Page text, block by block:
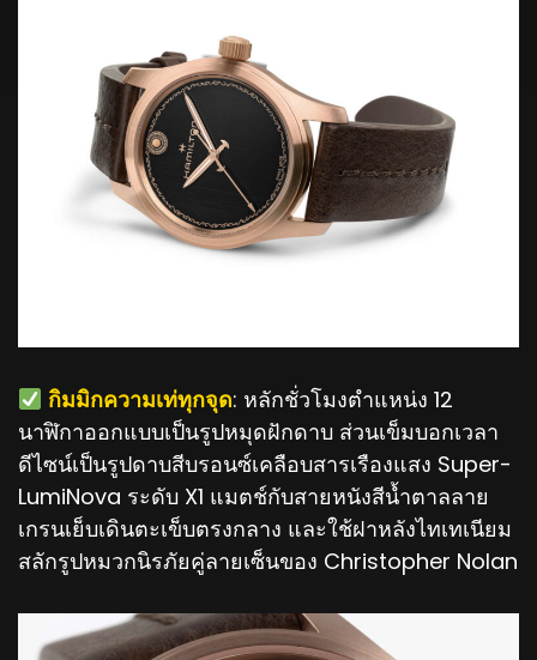
️ กิมมิกความเท่ทุกจุด: หลักชั่วโมงตำแหน่ง 12
นาฬิกาออกแบบเป็นรูปหมุดฝักดาบ ส่วนเข็มบอกเวลา
ดีไซน์เป็นรูปดาบสีบรอนซ์เคลือบสารเรืองแสง Super-
LumiNova ระดับ X1 แมตช์กับสายหนังสีน้ำตาลลาย
เกรนเย็บเดินตะเข็บตรงกลาง และใช้ฝาหลังไทเทเนียม
สลักรูปหมวกนิรภัยคู่ลายเซ็นของ Christopher Nolan